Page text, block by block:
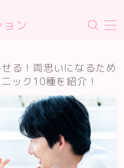
ン
基づく表記
る！両思いになるため
ック10種を紹介！